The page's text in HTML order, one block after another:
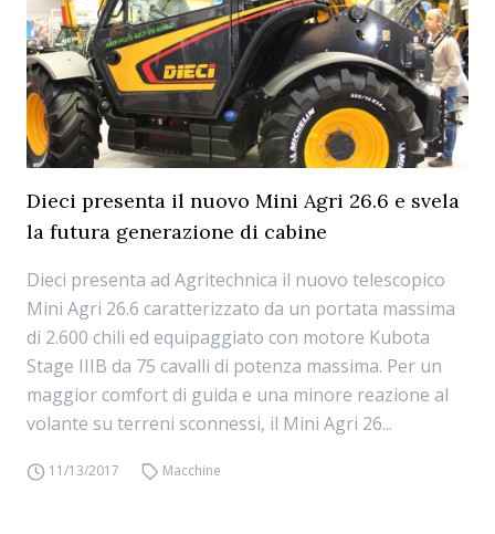
Dieci presenta il nuovo Mini Agri 26.6 e svela
la futura generazione di cabine
Dieci presenta ad Agritechnica il nuovo telescopico
Mini Agri 26.6 caratterizzato da un portata massima
di 2.600 chili ed equipaggiato con motore Kubota
Stage IIIB da 75 cavalli di potenza massima. Per un
maggior comfort di guida e una minore reazione al
volante su terreni sconnessi, il Mini Agri 26...
11/13/2017 Macchine